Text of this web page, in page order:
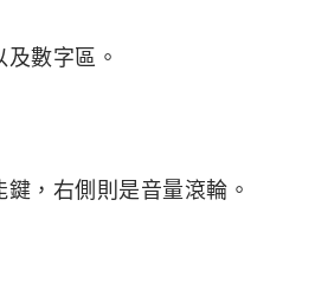
數字區。
，右側則是音量滾輪。